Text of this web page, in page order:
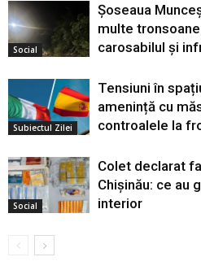
Social
Șoseaua
multe
carosabilul și
Subiectul Zilei
Tensiuni în
amenință cu
controalele la
Social
Colet declarat
Chișinău: ce au
interior